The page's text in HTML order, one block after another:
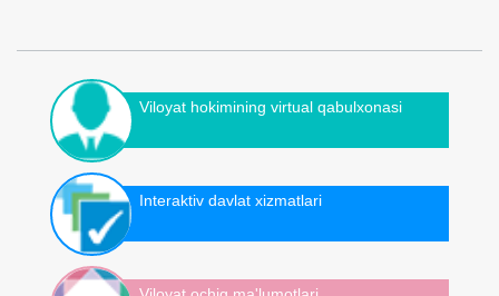
Viloyat hokimining virtual qabulxonasi
Interaktiv davlat xizmatlari